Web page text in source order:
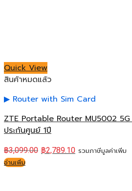
Quick View
สินค้าหมดแล้ว
Router with Sim Card
ZTE Portable Router MU5002 5G
ประกันศูนย์ 1ปี
฿3,099.00 ฿2,789.10 รวมภาษีมูลค่าเพิ่ม
อ่านเพิ่ม